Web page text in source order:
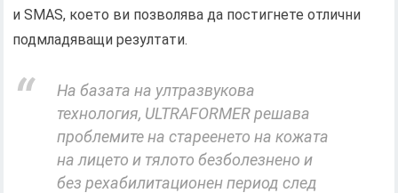
и SMAS, което ви позволява да постигнете отлични
подмладяващи резултати.
На базата на ултразвукова
технология, ULTRAFORMER решава
проблемите на стареенето на кожата
на лицето и тялото безболезнено и
без рехабилитационен период след